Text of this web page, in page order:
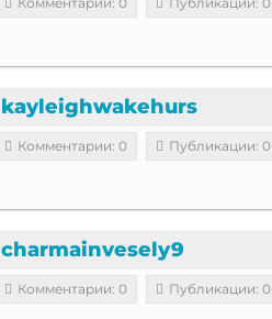
kayleighwakehurs
Комментарии: 0 Публикации: 0
charmainvesely9
Комментарии: 0 Публикации: 0